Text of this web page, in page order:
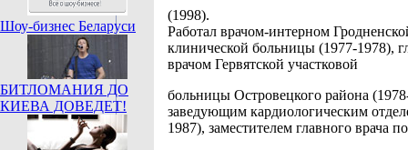
Шоу-бизнес Беларуси
БИТЛОМАНИЯ ДО
КИЕВА ДОВЕДЕТ!
(1998).
Работал врачом-интерном
клинической больницы (1977-1978),
врачом Гервятской участковой
больницы Островецкого района
заведующим кардиологическим
1987), заместителем главного врача по